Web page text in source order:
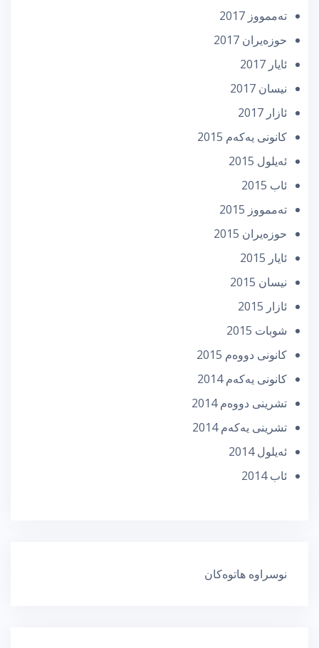
تەممووز 2017
حوزه‌یران 2017
ئایار 2017
نیسان 2017
ئازار 2017
كانونی یه‌كه‌م 2015
ئه‌یلول 2015
ئاب 2015
تەممووز 2015
حوزه‌یران 2015
ئایار 2015
نیسان 2015
ئازار 2015
شوبات 2015
كانونی دووه‌م 2015
كانونی یه‌كه‌م 2014
تشرینی دووه‌م 2014
تشرینی یه‌كه‌م 2014
ئه‌یلول 2014
ئاب 2014
نوسراوە هاتوەکان